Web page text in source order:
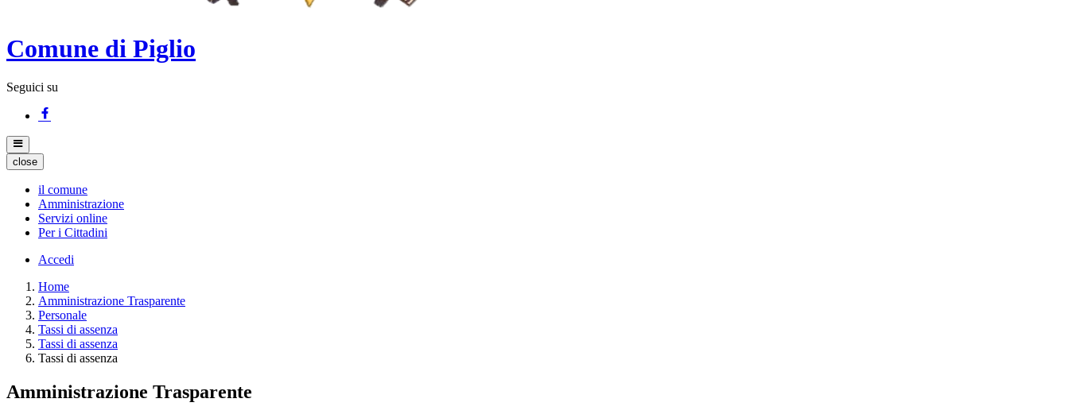
Comune di Piglio
Seguici su
close
il comune
Amministrazione
Servizi online
Per i Cittadini
Accedi
Home
Amministrazione Trasparente
Personale
Tassi di assenza
Tassi di assenza
Tassi di assenza
Amministrazione Trasparente